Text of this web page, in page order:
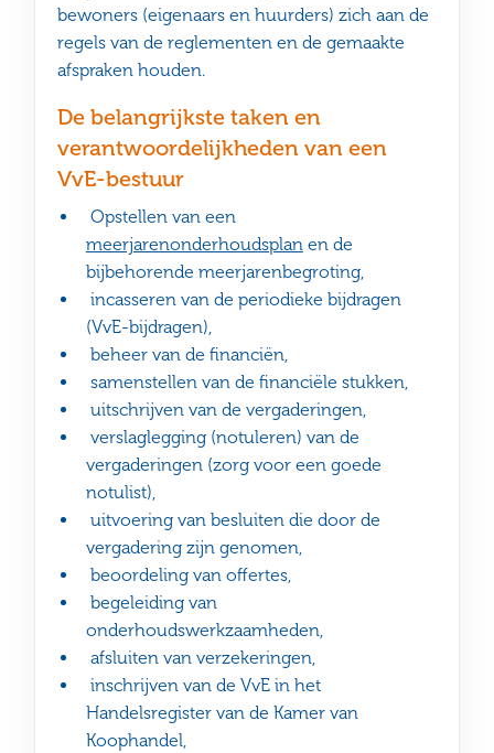
bewoners (eigenaars en huurders) zich aan de
regels van de reglementen en de gemaakte
afspraken houden.
De belangrijkste taken en
verantwoordelijkheden van een
VvE-bestuur
Opstellen van een
meerjarenonderhoudsplanen de
bijbehorende meerjarenbegroting,
incasseren van de periodieke bijdragen
(VvE-bijdragen),
beheer van de financiën,
samenstellen van de financiële stukken,
uitschrijven van de vergaderingen,
verslaglegging (notuleren) van de
vergaderingen (zorg voor een goede
notulist),
uitvoering van besluiten die door de
vergadering zijn genomen,
beoordeling van offertes,
begeleiding van
onderhoudswerkzaamheden,
afsluiten van verzekeringen,
inschrijven van de VvE in het
Handelsregister van de Kamer van
Koophandel,